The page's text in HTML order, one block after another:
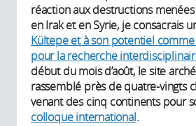
réaction aux destructions
en Irak et en Syrie, je consacrais
Kültepe et à son potentiel
pour la recherche
début du mois d’août, le site
rassemblé près de quatre-vingts
venant des cinq continents pour
colloque international.